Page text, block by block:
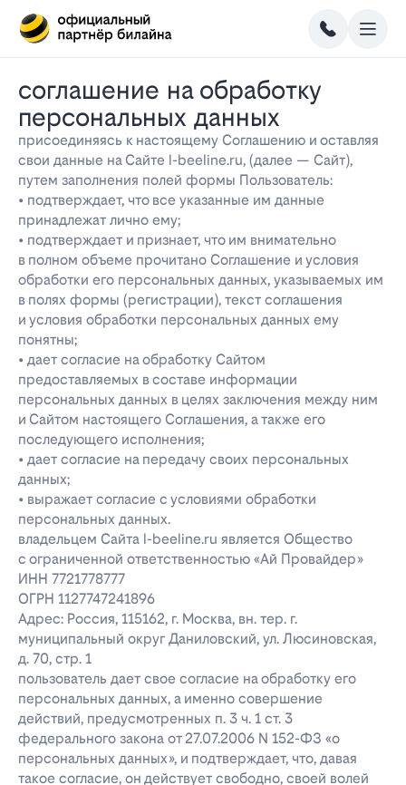
соглашение на обработку
персональных данных
присоединяясь к настоящему Соглашению и оставляя
свои данные на Сайте l-beeline.ru, (далее — Сайт),
путем заполнения полей формы Пользователь:
• подтверждает, что все указанные им данные
принадлежат лично ему;
• подтверждает и признает, что им внимательно
в полном объеме прочитано Соглашение и условия
обработки его персональных данных, указываемых им
в полях формы (регистрации), текст соглашения
и условия обработки персональных данных ему
понятны;
• дает согласие на обработку Сайтом
предоставляемых в составе информации
персональных данных в целях заключения между ним
и Сайтом настоящего Соглашения, а также его
последующего исполнения;
• дает согласие на передачу своих персональных
данных;
• выражает согласие с условиями обработки
персональных данных.
владельцем Сайта l-beeline.ru является Общество
с ограниченной ответственностью «Ай Провайдер»
ИНН 7721778777
ОГРН 1127747241896
Адрес: Россия, 115162, г. Москва, вн. тер. г.
муниципальный округ Даниловский, ул. Люсиновская,
д. 70, стр. 1
пользователь дает свое согласие на обработку его
персональных данных, а именно совершение
действий, предусмотренных п. 3 ч. 1 ст. 3
федерального закона от 27.07.2006 N 152-ФЗ «о
персональных данных», и подтверждает, что, давая
такое согласие, он действует свободно, своей волей